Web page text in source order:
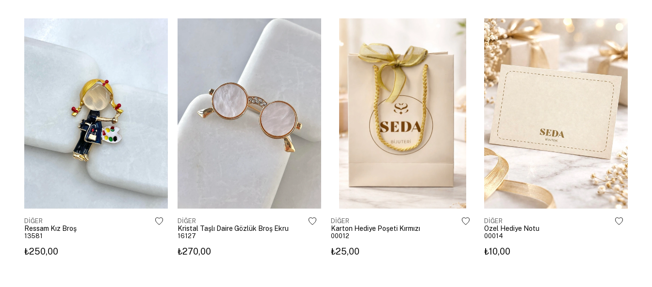
DİĞER
Ressam Kız Broş
13581
₺250,00
DİĞER
Kristal Taşlı Daire Gözlük Broş Ekru
16127
₺270,00
DİĞER
Karton Hediye Poşeti Kırmızı
00012
₺25,00
DİĞER
Özel Hediye Notu
00014
₺10,00